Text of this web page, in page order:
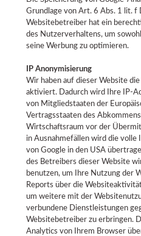
Grundlage von Art. 6 Abs. 1 lit. f
Websitebetreiber hat ein
des Nutzerverhaltens, um
seine Werbung zu optimieren.
IP Anonymisierung
Wir haben auf dieser Website
aktiviert. Dadurch wird Ihre IP-
von Mitgliedstaaten der
Vertragsstaaten des
Wirtschaftsraum vor der
in Ausnahmefällen wird die volle
von Google in den USA
des Betreibers dieser Website
benutzen, um Ihre Nutzung der
Reports über die
um weitere mit der
verbundene Dienstleistungen
Websitebetreiber zu erbringen.
Analytics von Ihrem Browser